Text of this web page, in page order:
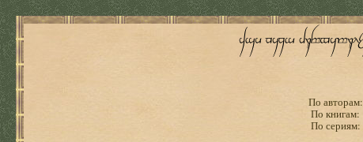
По авторам:
По книгам:
По сериям: